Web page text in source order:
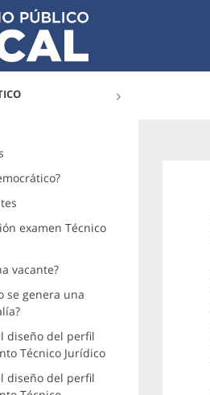
examen Técnico
vacante?
se genera una
diseño del perfil
Técnico Jurídico
diseño del perfil